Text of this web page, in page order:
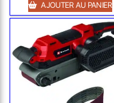
AJOUTER AU PANIER